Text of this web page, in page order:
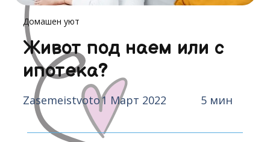
Домашен уют
Живот под наем или с
ипотека?
Zasemeistvoto1 Март 2022 5 мин